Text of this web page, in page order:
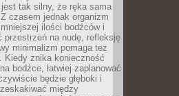
tak silny, że ręka sama
czasem jednak organizm
ilości bodźców i
przestrzeń na nudę, refleksję
minimalizm pomaga też
Kiedy znika konieczność
bodźce, łatwiej zaplanować
będzie głęboki i
między